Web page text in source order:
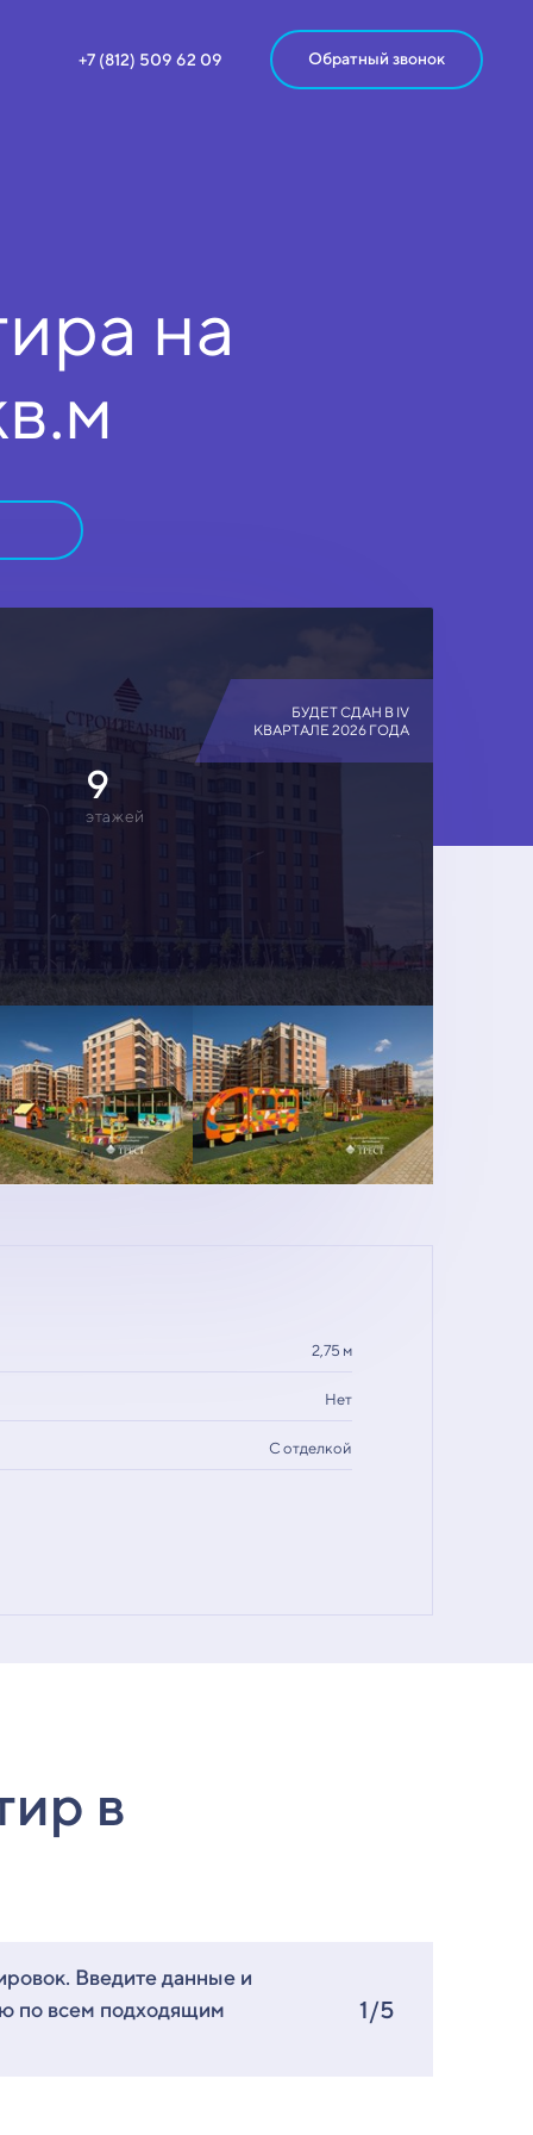
+7 (812) 509 62 09 Обратный звонок
на
БУДЕТ СДАН В IV
КВАРТАЛЕ 2026 ГОДА
9
этажей
2,75 м
Нет
С отделкой
в
Введите данные и
по всем подходящим
1/5